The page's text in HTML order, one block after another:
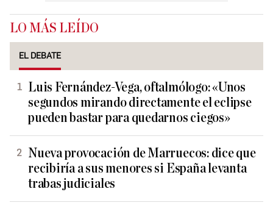
LO MÁS LEÍDO
EL DEBATE
Luis Fernández-Vega, oftalmólogo: «Unos
segundos mirando directamente el eclipse
pueden bastar para quedarnos ciegos»
Nueva provocación de Marruecos: dice que
recibiría a sus menores si España levanta
trabas judiciales